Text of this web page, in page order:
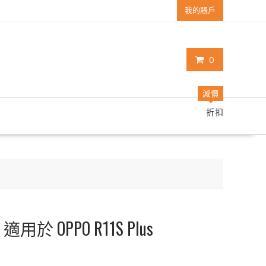
我的賬戶
0
減價
折扣
用於 OPPO R11S Plus